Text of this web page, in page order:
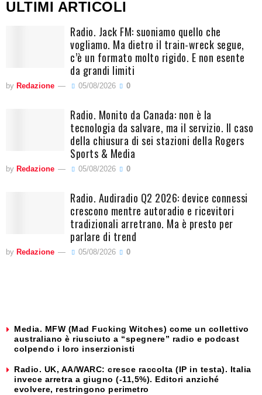
ULTIMI ARTICOLI
Radio. Jack FM: suoniamo quello che
vogliamo. Ma dietro il train-wreck segue,
c’è un formato molto rigido. E non esente
da grandi limiti
by Redazione 05/08/2026 0
Radio. Monito da Canada: non è la
tecnologia da salvare, ma il servizio. Il caso
della chiusura di sei stazioni della Rogers
Sports & Media
by Redazione 05/08/2026 0
Radio. Audiradio Q2 2026: device connessi
crescono mentre autoradio e ricevitori
tradizionali arretrano. Ma è presto per
parlare di trend
by Redazione 05/08/2026 0
Media. MFW (Mad Fucking Witches) come un collettivo
australiano è riusciuto a “spegnere” radio e podcast
colpendo i loro inserzionisti
Radio. UK, AA/WARC: cresce raccolta (IP in testa). Italia
invece arretra a giugno (-11,5%). Editori anziché
evolvere, restringono perimetro